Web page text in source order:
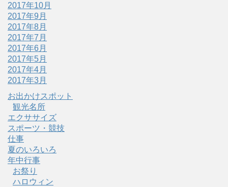
2017年10月
2017年9月
2017年8月
2017年7月
2017年6月
2017年5月
2017年4月
2017年3月
お出かけスポット
観光名所
エクササイズ
スポーツ・競技
仕事
夏のいろいろ
年中行事
お祭り
ハロウィン